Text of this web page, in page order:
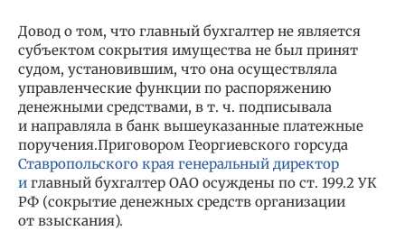
Довод о том, что главный бухгалтер не является
субъектом сокрытия имущества не был принят
судом, установившим, что она осуществляла
управленческие функции по распоряжению
денежными средствами, в т. ч. подписывала
и направляла в банк вышеуказанные платежные
поручения.Приговором Георгиевского горсуда
Ставропольского края генеральный директор
и главный бухгалтер ОАО осуждены по ст. 199.2 УК
РФ (сокрытие денежных средств организации
от взыскания).